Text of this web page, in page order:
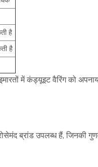
है
है
में कंड्यूइट वैरिंग को
ब्रांड उपलब्ध हैं, जिनकी